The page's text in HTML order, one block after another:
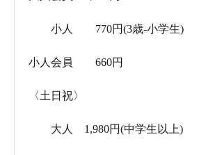
小人 770円(3歳-小学生)
小人会員 660円
〈土日祝〉
大人 1,980円(中学生以上)